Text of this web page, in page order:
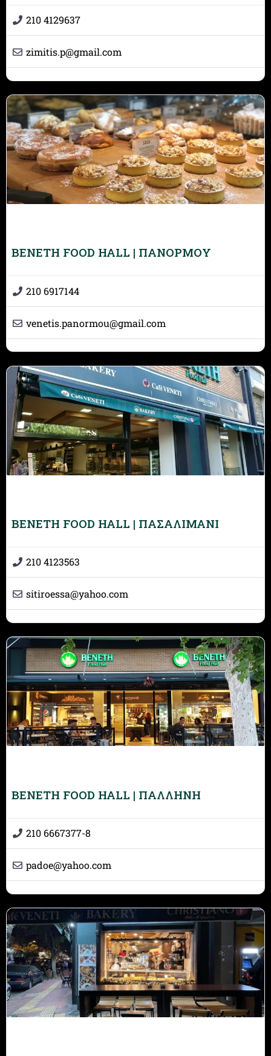
210 4129637
zimitis.p@gmail.com
BENETH FOOD HALL | ΠΑΝΟΡΜΟΥ
210 6917144
venetis.panormou@gmail.com
BENETH FOOD HALL | ΠΑΣΑΛΙΜΑΝΙ
210 4123563
sitiroessa@yahoo.com
BENETH FOOD HALL | ΠΑΛΛΗΝΗ
210 6667377-8
padoe@yahoo.com